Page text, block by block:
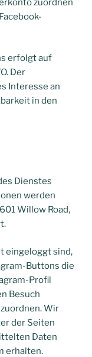
zuordnen
erfolgt auf
Der
Interesse an
in den
Dienstes
werden
Willow Road,
eingeloggt sind,
Buttons die
Profil
Besuch
Wir
der Seiten
Daten
erhalten.